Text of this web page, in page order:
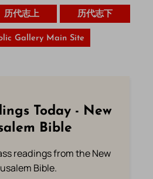
历代志上 历代志下
Gallery Main Site
Today - New
Bible
readings from the New
Bible.